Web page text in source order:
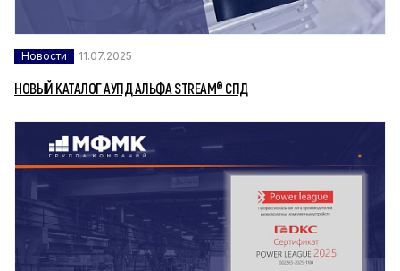
Новости 11.07.2025
НОВЫЙ КАТАЛОГ АУПД АЛЬФА STREAM® СПД